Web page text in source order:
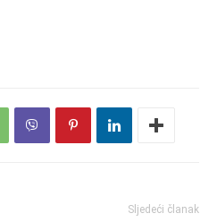
Sljedeći članak